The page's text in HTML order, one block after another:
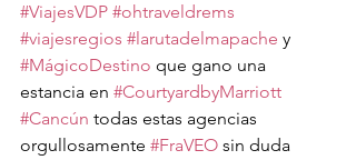
#ViajesVDP #ohtraveldrems
#viajesregios #larutadelmapache y
#MágicoDestino que gano una
estancia en #CourtyardbyMarriott
#Cancún todas estas agencias
orgullosamente #FraVEO sin duda